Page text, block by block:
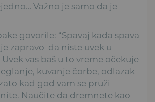
Važno je samo da je
govorile: “Spavaj kada spava
zapravo da niste uvek u
vas baš u to vreme očekuje
kuvanje čorbe, odlazak
kad god vam se pruži
Naučite da dremnete kao